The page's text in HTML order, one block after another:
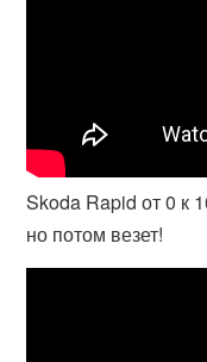
Skoda Rapid от 0 к
но потом везет!